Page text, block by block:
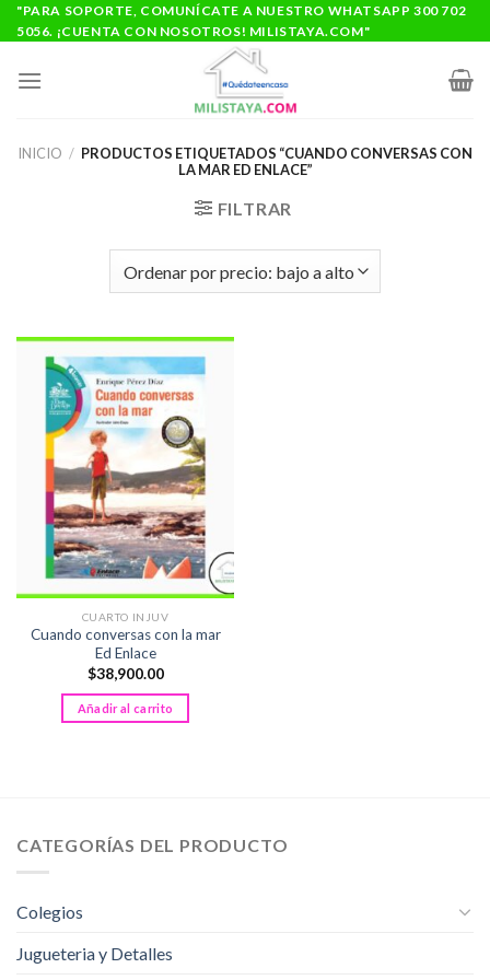
Saltar
al
"PARA SOPORTE, COMUNÍCATE A NUESTRO WHATSAPP 300 702
5056. ¡CUENTA CON NOSOTROS! MILISTAYA.COM"
INICIO / PRODUCTOS ETIQUETADOS “CUANDO CONVERSAS CON
LA MAR ED ENLACE”
FILTRAR
CUARTO INJUV
Cuando conversas con la mar
Ed Enlace
$38,900.00
Añadir al carrito
CATEGORÍAS DEL PRODUCTO
Colegios
Jugueteria y Detalles